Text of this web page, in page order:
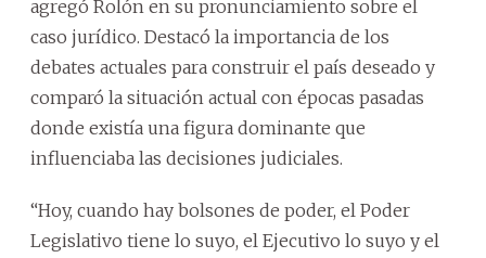
agregó Rolón en su pronunciamiento sobre el
caso jurídico. Destacó la importancia de los
debates actuales para construir el país deseado y
comparó la situación actual con épocas pasadas
donde existía una figura dominante que
influenciaba las decisiones judiciales.
“Hoy, cuando hay bolsones de poder, el Poder
Legislativo tiene lo suyo, el Ejecutivo lo suyo y el